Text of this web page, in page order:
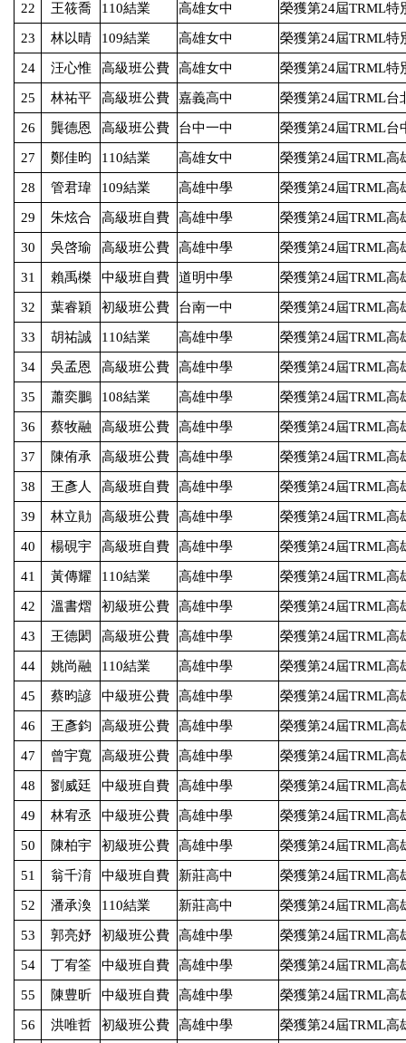
22 王筱喬 110結業 高雄女中 榮獲第24屆TRML特
23 林以晴 109結業 高雄女中 榮獲第24屆TRML特
24 汪心惟 高級班公費 高雄女中 榮獲第24屆TRML特
25 林祐平 高級班公費 嘉義高中 榮獲第24屆TRML台
26 龔德恩 高級班公費 台中一中 榮獲第24屆TRML台
27 鄭佳昀 110結業 高雄女中 榮獲第24屆TRML高
28 管君瑋 109結業 高雄中學 榮獲第24屆TRML高
29 朱炫合 高級班自費 高雄中學 榮獲第24屆TRML高
30 吳啓瑜 高級班公費 高雄中學 榮獲第24屆TRML高
31 賴禹榤 中級班自費 道明中學 榮獲第24屆TRML高
32 葉睿穎 初級班公費 台南一中 榮獲第24屆TRML高
33 胡祐誠 110結業 高雄中學 榮獲第24屆TRML高
34 吳孟恩 高級班公費 高雄中學 榮獲第24屆TRML高
35 蕭奕鵬 108結業 高雄中學 榮獲第24屆TRML高
36 蔡牧融 高級班公費 高雄中學 榮獲第24屆TRML高
37 陳侑承 高級班公費 高雄中學 榮獲第24屆TRML高
38 王彥人 高級班自費 高雄中學 榮獲第24屆TRML高
39 林立勛 高級班公費 高雄中學 榮獲第24屆TRML高
40 楊硯宇 高級班自費 高雄中學 榮獲第24屆TRML高
41 黃傳耀 110結業 高雄中學 榮獲第24屆TRML高
42 溫書熠 初級班公費 高雄中學 榮獲第24屆TRML高
43 王德閎 高級班公費 高雄中學 榮獲第24屆TRML高
44 姚尚融 110結業 高雄中學 榮獲第24屆TRML高
45 蔡昀諺 中級班公費 高雄中學 榮獲第24屆TRML高
46 王彥鈞 高級班公費 高雄中學 榮獲第24屆TRML高
47 曾宇寬 高級班公費 高雄中學 榮獲第24屆TRML高
48 劉威廷 中級班自費 高雄中學 榮獲第24屆TRML高
49 林宥丞 中級班公費 高雄中學 榮獲第24屆TRML高
50 陳柏宇 初級班公費 高雄中學 榮獲第24屆TRML高
51 翁千淯 中級班自費 新莊高中 榮獲第24屆TRML高
52 潘承渙 110結業 新莊高中 榮獲第24屆TRML高
53 郭亮妤 初級班公費 高雄中學 榮獲第24屆TRML高
54 丁宥筌 中級班自費 高雄中學 榮獲第24屆TRML高
55 陳豊昕 中級班自費 高雄中學 榮獲第24屆TRML高
56 洪唯哲 初級班公費 高雄中學 榮獲第24屆TRML高